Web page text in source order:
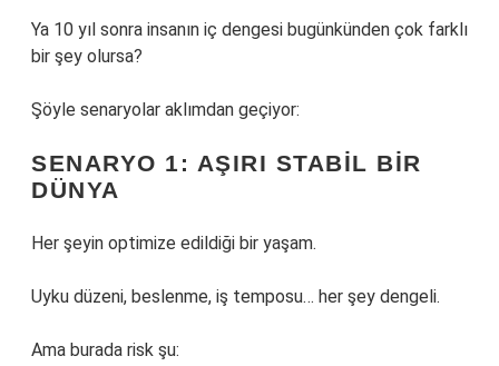
Ya 10 yıl sonra insanın iç dengesi bugünkünden çok farklı
bir şey olursa?
Şöyle senaryolar aklımdan geçiyor:
SENARYO 1: AŞIRI STABIL BIR
DÜNYA
Her şeyin optimize edildiği bir yaşam.
Uyku düzeni, beslenme, iş temposu… her şey dengeli.
Ama burada risk şu: